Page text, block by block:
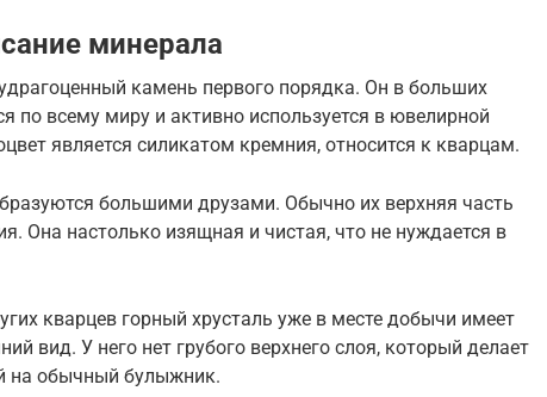
минерала
камень первого порядка. Он в больших
по всему миру и активно используется в ювелирной
является силикатом кремния, относится к кварцам.
большими друзами. Обычно их верхняя часть
Она настолько изящная и чистая, что не нуждается в
кварцев горный хрусталь уже в месте добычи имеет
вид. У него нет грубого верхнего слоя, который делает
на обычный булыжник.